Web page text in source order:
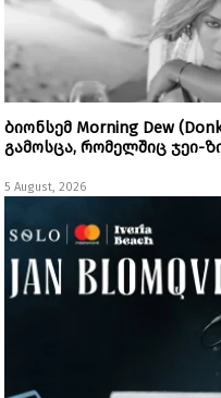
ბიონსემ Morning Dew
გამოსცა, რომელშიც ჯეი-
5 August, 2026